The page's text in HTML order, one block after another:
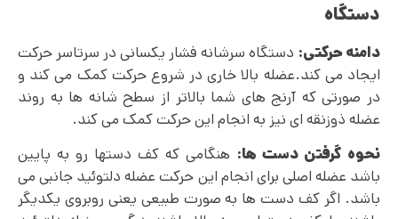
دستگاه
دامنه حرکتی: دستگاه سرشانه فشار یکسانی در سرتاسر حرکت
ایجاد می کند.عضله بالا خاری در شروع حرکت کمک می کند و
در صورتی که آرنج های شما بالاتر از سطح شانه ها به روند
عضله ذوزنقه ای نیز به انجام این حرکت کمک می کند.
نحوه گرفتن دست ها: هنگامی که کف دستها رو به پایین
باشد عضله اصلی برای انجام این حرکت عضله دلتوئید جانبی می
باشد. اگر کف دست ها به صورت طبیعی یعنی روبروی یکدیگر